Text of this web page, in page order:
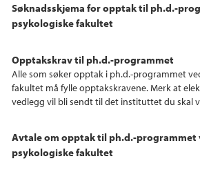
Søknadsskjema for opptak til ph.d.-
psykologiske fakultet
Opptakskrav til ph.d.-programmet
Alle som søker opptak i ph.d.-programmet
fakultet må fylle opptakskravene. Merk at
vedlegg vil bli sendt til det instituttet du skal
Avtale om opptak til ph.d.-programmet
psykologiske fakultet